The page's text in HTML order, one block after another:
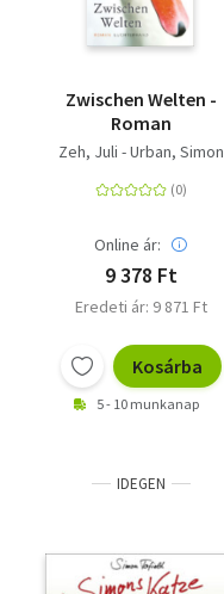
Zwischen Welten -
Roman
Zeh, Juli - Urban, Simon
Online ár:
9 378 Ft
Eredeti ár: 9 871 Ft
Kosárba
5 - 10 munkanap
IDEGEN